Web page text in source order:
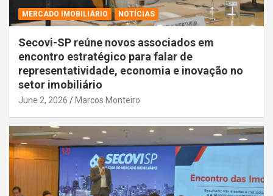
MERCADO IMOBILIÁRIO NOTÍCIAS
Secovi-SP reúne novos associados em
encontro estratégico para falar de
representatividade, economia e inovação no
setor imobiliário
June 2, 2026 Marcos Monteiro